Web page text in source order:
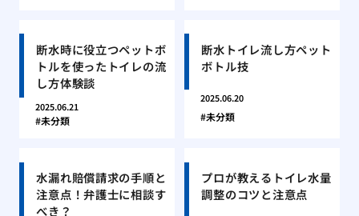
断水時に役立つペットボ
トルを使ったトイレの流
し方体験談
2025.06.21
未分類
断水トイレ流し方ペット
ボトル技
2025.06.20
未分類
水漏れ賠償請求の手順と
注意点！弁護士に相談す
べき？
プロが教えるトイレ水量
調整のコツと注意点